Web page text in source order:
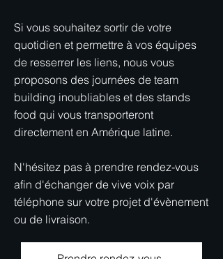
Si vous souhaitez sortir de votre
quotidien et permettre à vos équipes
de resserrer les liens, nous vous
proposons des journées de team
building inoubliables et des stands
food qui vous transporteront
directement en Amérique latine.
N'hésitez pas à prendre rendez-vous
afin d'échanger de vive voix par
téléphone sur votre projet d'évènement
ou de livraison.